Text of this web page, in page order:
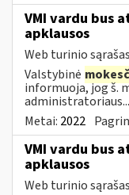
VMI vardu bus
apklausos
Web turinio sąrašas
Valstybinė
informuoja, jog š.
administratoriaus...
Metai: 2022
VMI vardu bus
apklausos
Web turinio sąrašas